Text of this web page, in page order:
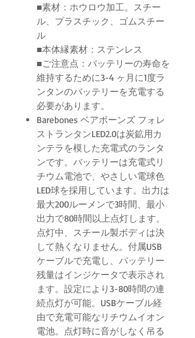
■素材：ホウロウ加工。スチー
ル、プラスチック、ゴムスチー
ル
■本体縁素材：ステンレス
■ご注意点：バッテリーの寿命を
維持するために3-4 ヶ月に1度ラ
ンタンのバッテリーを充電する
必要があります。
Barebones ベアボーンズ フォレ
ストランタンLED2.0は炭鉱用カ
ンテラを模した充電式のランタ
ンです。バッテリーは充電式リ
チウム電池で、やさしい電球色
LED球を採用しています。出力は
最大200ルーメンで3時間、最小
出力で80時間以上点灯します。
点灯中、スチール製ボディは決
して熱くなりません。付属USB
ケーブルで充電し、バッテリー
残量はインジケータで表示され
ます。設定により3-80時間の連
続点灯が可能。USBケーブル経
由で充電可能なリチウムイオン
電池。点灯時に音がしなく吊る